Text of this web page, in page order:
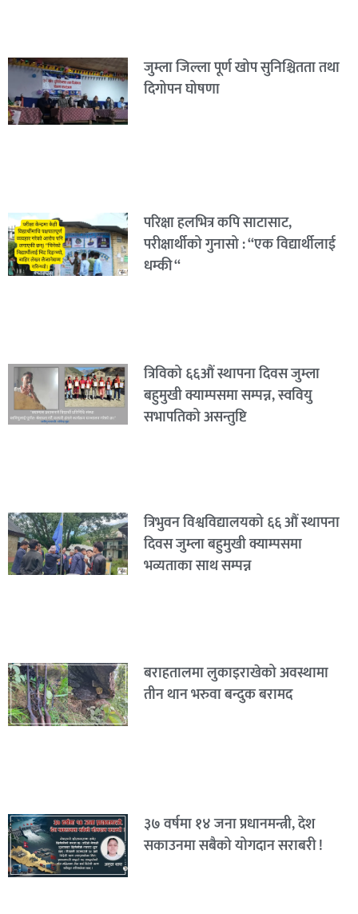
जुम्ला जिल्ला पूर्ण खोप सुनिश्चितता तथा
दिगोपन घोषणा
परिक्षा हलभित्र कपि साटासाट,
परीक्षार्थीको गुनासो : “एक विद्यार्थीलाई
धम्की “
त्रिविको ६६औं स्थापना दिवस जुम्ला
बहुमुखी क्याम्पसमा सम्पन्न, स्ववियु
सभापतिको असन्तुष्टि
त्रिभुवन विश्वविद्यालयको ६६ औं स्थापना
दिवस जुम्ला बहुमुखी क्याम्पसमा
भव्यताका साथ सम्पन्न
बराहतालमा लुकाइराखेको अवस्थामा
तीन थान भरुवा बन्दुक बरामद
३७ वर्षमा १४ जना प्रधानमन्त्री, देश
सकाउनमा सबैको योगदान सराबरी !